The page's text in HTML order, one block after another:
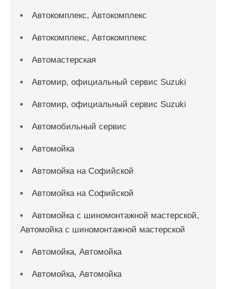
Автокомплекс, Автокомплекс
Автокомплекс, Автокомплекс
Автомастерская
Автомир, официальный сервис Suzuki
Автомир, официальный сервис Suzuki
Автомобильный сервис
Автомойка
Автомойка на Софийской
Автомойка на Софийской
Автомойка с шиномонтажной мастерской,
Автомойка с шиномонтажной мастерской
Автомойка, Автомойка
Автомойка, Автомойка